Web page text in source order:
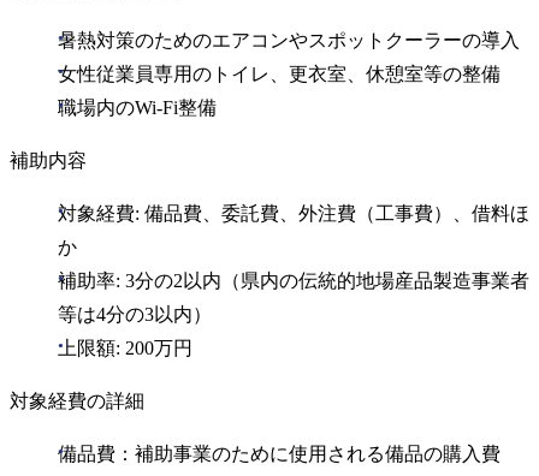
暑熱対策のためのエアコンやスポットクーラーの導入
女性従業員専用のトイレ、更衣室、休憩室等の整備
職場内のWi‑Fi整備
補助内容
対象経費: 備品費、委託費、外注費（工事費）、借料ほ
か
補助率: 3分の2以内（県内の伝統的地場産品製造事業者
等は4分の3以内）
上限額: 200万円
対象経費の詳細
備品費：補助事業のために使用される備品の購入費